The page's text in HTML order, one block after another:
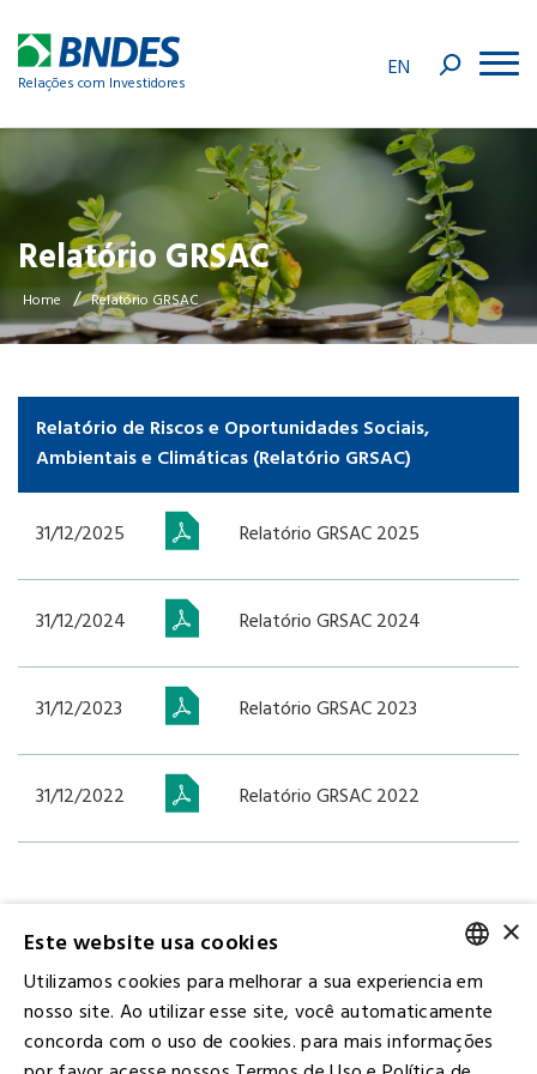
Relações com Investidores
EN
Relatório GRSAC
Home / Relatório GRSAC
Relatório de Riscos e Oportunidades Sociais,
Ambientais e Climáticas (Relatório GRSAC)
31/12/2025 Relatório GRSAC 2025
31/12/2024 Relatório GRSAC 2024
31/12/2023 Relatório GRSAC 2023
31/12/2022 Relatório GRSAC 2022
Última atualização: 1 julho, 2024
PORTUGUESE
ENGLISH
×
Este website usa cookies
Utilizamos cookies para melhorar a sua experiencia em
nosso site. Ao utilizar esse site, você automaticamente
concorda com o uso de cookies. para mais informações